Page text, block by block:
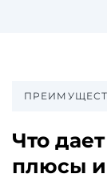
Что
плюсы и